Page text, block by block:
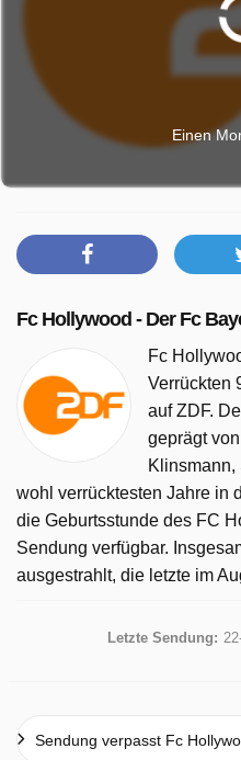
Einen
Fc Hollywood - Der Fc
Fc
Verrückten
auf ZDF.
geprägt
wohl verrücktesten Jahre in
die Geburtsstunde des FC
Sendung verfügbar.
ausgestrahlt, die letzte im
Letzte Sendung:
Sendung verpasst Fc Hollywood -